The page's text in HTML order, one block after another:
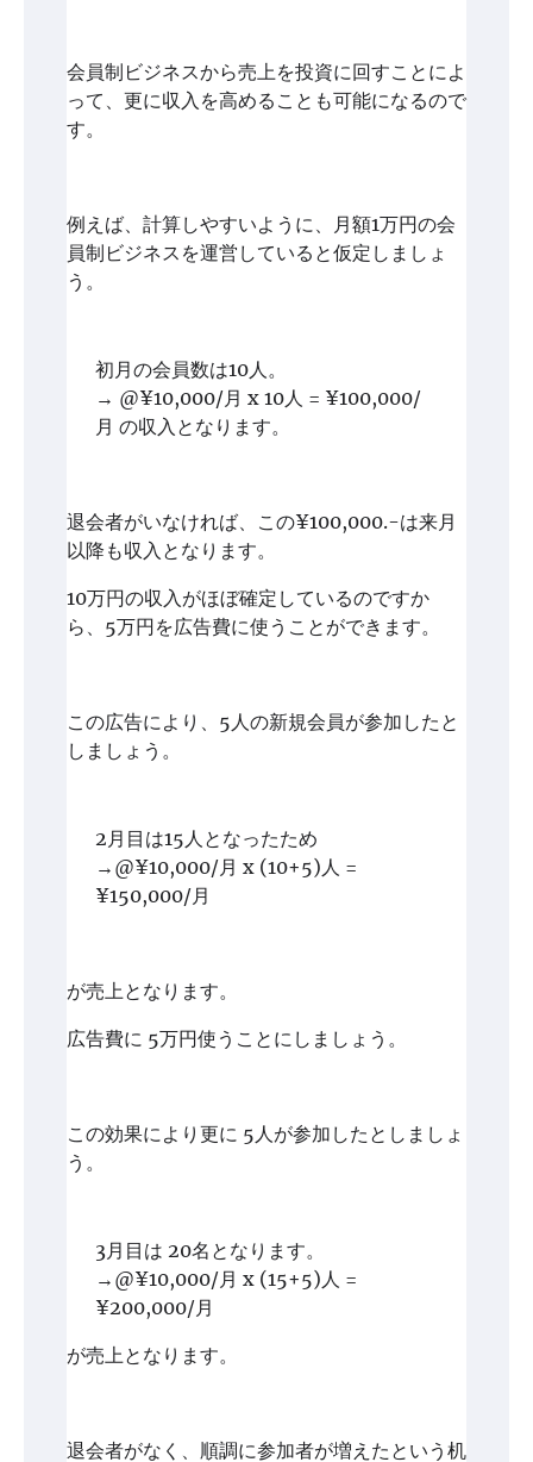
会員制ビジネスから売上を投資に回すことによ
って、更に収入を高めることも可能になるので
す。
例えば、計算しやすいように、月額1万円の会
員制ビジネスを運営していると仮定しましょ
う。
初月の会員数は10人。
→ @¥10,000/月 x 10人 = ¥100,000/
月 の収入となります。
退会者がいなければ、この¥100,000.-は来月
以降も収入となります。
10万円の収入がほぼ確定しているのですか
ら、5万円を広告費に使うことができます。
この広告により、5人の新規会員が参加したと
しましょう。
2月目は15人となったため
→@¥10,000/月 x (10+5)人 =
¥150,000/月
が売上となります。
広告費に 5万円使うことにしましょう。
この効果により更に 5人が参加したとしましょ
う。
3月目は 20名となります。
→@¥10,000/月 x (15+5)人 =
¥200,000/月
が売上となります。
退会者がなく、順調に参加者が増えたという机